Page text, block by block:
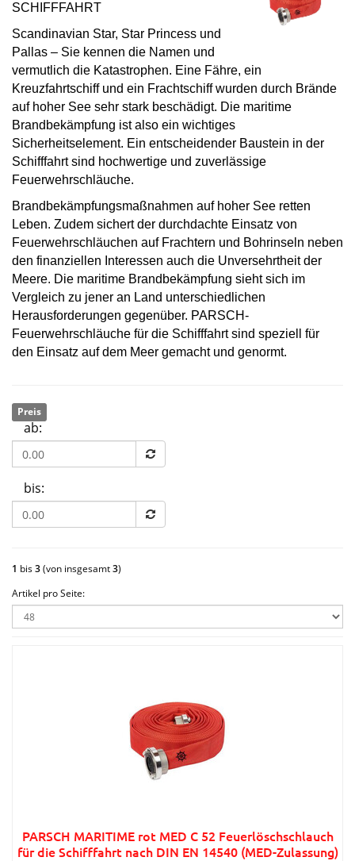
SCHIFFFAHRT
Scandinavian Star, Star Princess und
Pallas – Sie kennen die Namen und
vermutlich die Katastrophen. Eine Fähre, ein
Kreuzfahrtschiff und ein Frachtschiff wurden durch Brände
auf hoher See sehr stark beschädigt. Die maritime
Brandbekämpfung ist also ein wichtiges
Sicherheitselement. Ein entscheidender Baustein in der
Schifffahrt sind hochwertige und zuverlässige
Feuerwehrschläuche.
Brandbekämpfungsmaßnahmen auf hoher See retten
Leben. Zudem sichert der durchdachte Einsatz von
Feuerwehrschläuchen auf Frachtern und Bohrinseln neben
den finanziellen Interessen auch die Unversehrtheit der
Meere. Die maritime Brandbekämpfung sieht sich im
Vergleich zu jener an Land unterschiedlichen
Herausforderungen gegenüber. PARSCH-
Feuerwehrschläuche für die Schifffahrt sind speziell für
den Einsatz auf dem Meer gemacht und genormt.
Preis
ab:
bis:
1 bis3(von insgesamt3)
Artikel pro Seite:
PARSCH MARITIME rot MED C 52 Feuerlöschschlauch
für die Schifffahrt nach DIN EN 14540 (MED-Zulassung)